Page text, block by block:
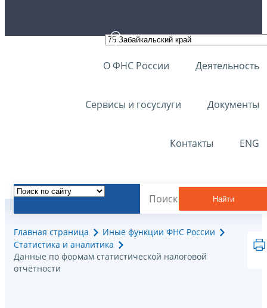
О ФНС России Деятельность
Сервисы и госуслуги Документы
Контакты ENG
Найти
Главная страница
Иные функции ФНС России
Статистика и аналитика
Данные по формам статистической налоговой
отчётности